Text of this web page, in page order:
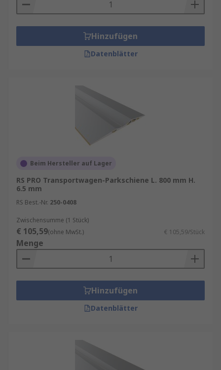
Hinzufügen
Datenblätter
Beim Hersteller auf Lager
RS PRO Transportwagen-Parkschiene L. 800 mm H.
6.5 mm
RS Best.-Nr. 250-0408
Zwischensumme (1 Stück)
€ 105,59(ohne MwSt.) € 105,59/Stück
Menge
Hinzufügen
Datenblätter